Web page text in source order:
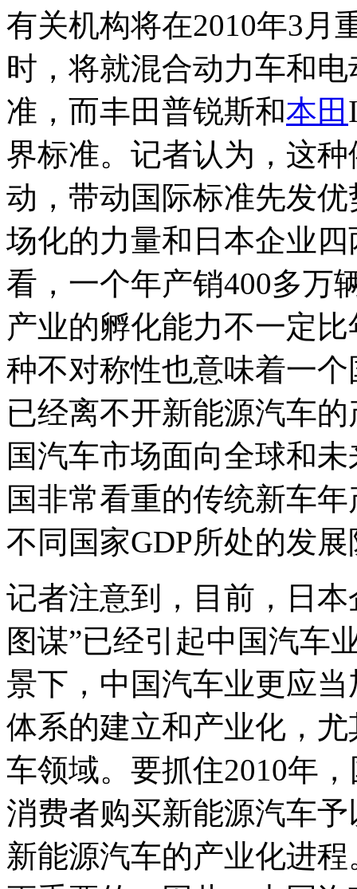
有关机构将在2010年3月
时，将就混合动力车和
准，而丰田普锐斯和本田
界标准。记者认为，这
动，带动国际标准先发
场化的力量和日本企业
看，一个年产销400多万
产业的孵化能力不一定
种不对称性也意味着一
已经离不开新能源汽车
国汽车市场面向全球和
国非常看重的传统新车
不同国家GDP所处的发
记者注意到，目前，日
图谋”已经引起中国汽车
景下，中国汽车业更应
体系的建立和产业化，
车领域。要抓住2010年
消费者购买新能源汽车
新能源汽车的产业化进